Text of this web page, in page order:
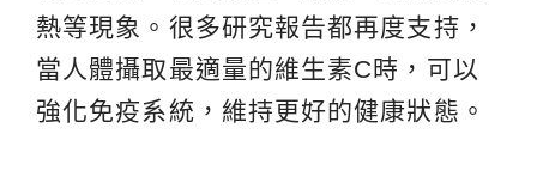
熱等現象。很多研究報告都再度支持，
當人體攝取最適量的維生素C時，可以
強化免疫系統，維持更好的健康狀態。